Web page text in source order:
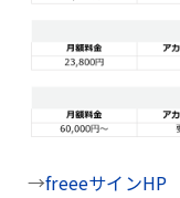
→freeeサインHP